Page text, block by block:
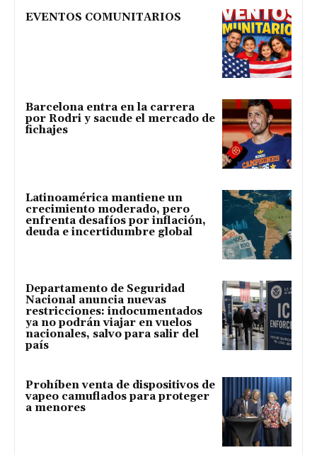
EVENTOS COMUNITARIOS
Barcelona entra en la carrera
por Rodri y sacude el mercado de
fichajes
Latinoamérica mantiene un
crecimiento moderado, pero
enfrenta desafíos por inflación,
deuda e incertidumbre global
Departamento de Seguridad
Nacional anuncia nuevas
restricciones: indocumentados
ya no podrán viajar en vuelos
nacionales, salvo para salir del
país
Prohíben venta de dispositivos de
vapeo camuflados para proteger
a menores